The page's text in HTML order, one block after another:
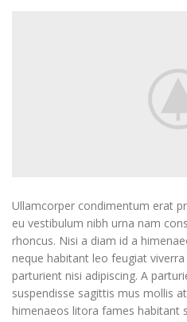
Ullamcorper condimentum erat
eu vestibulum nibh urna nam
rhoncus. Nisi a diam id a
neque habitant leo feugiat
parturient nisi adipiscing. A
suspendisse sagittis mus mollis
himenaeos litora fames habitant